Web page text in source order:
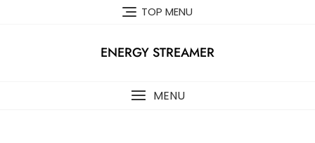
TOP MENU
ENERGY STREAMER
MENU